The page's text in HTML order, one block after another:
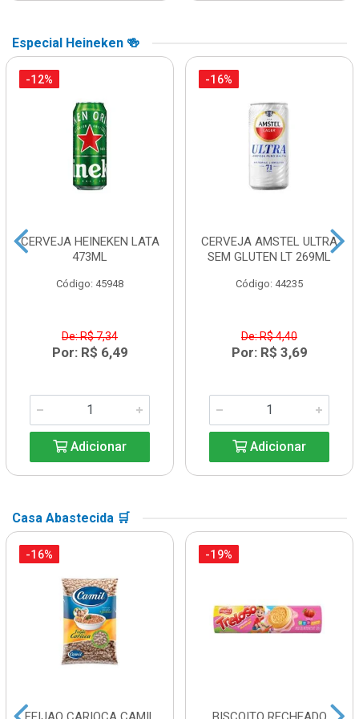
Especial Heineken 🍻
-12%
CERVEJA HEINEKEN LATA
473ML
Código: 45948
De: R$ 7,34
Por: R$ 6,49
Adicionar
-16%
CERVEJA AMSTEL ULTRA
SEM GLUTEN LT 269ML
Código: 44235
De: R$ 4,40
Por: R$ 3,69
Adicionar
Casa Abastecida 🛒
-16% -19%